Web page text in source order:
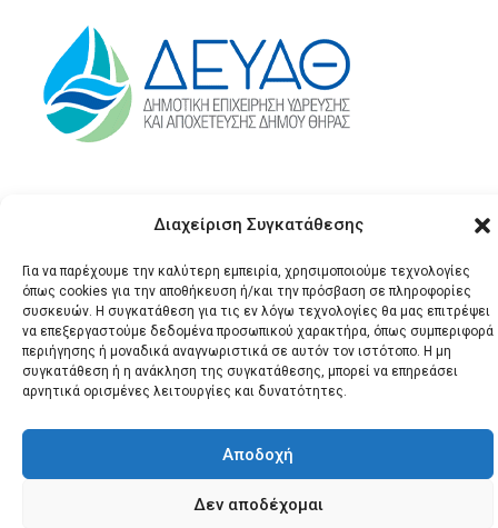
Διαχείριση Συγκατάθεσης
Για να παρέχουμε την καλύτερη εμπειρία, χρησιμοποιούμε τεχνολογίες
όπως cookies για την αποθήκευση ή/και την πρόσβαση σε πληροφορίες
συσκευών. Η συγκατάθεση για τις εν λόγω τεχνολογίες θα μας επιτρέψει
να επεξεργαστούμε δεδομένα προσωπικού χαρακτήρα, όπως συμπεριφορά
περιήγησης ή μοναδικά αναγνωριστικά σε αυτόν τον ιστότοπο. Η μη
συγκατάθεση ή η ανάκληση της συγκατάθεσης, μπορεί να επηρεάσει
αρνητικά ορισμένες λειτουργίες και δυνατότητες.
Αποδοχή
Δεν αποδέχομαι
© 2026 Santonews - Όλα
τα δικαιώματα
κατοχυρωμένα.